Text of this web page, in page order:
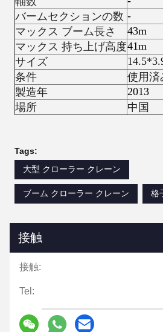
バームセクションの数 -
マックス ブーム長さ
43m
マックス 持ち上げ高度41m
サイズ
条件
使用済
製造年
2013
場所
中国
Tags:
大型 クローラー クレーン
ブーム クローラー クレーン 格
接触
接触:
Tel: